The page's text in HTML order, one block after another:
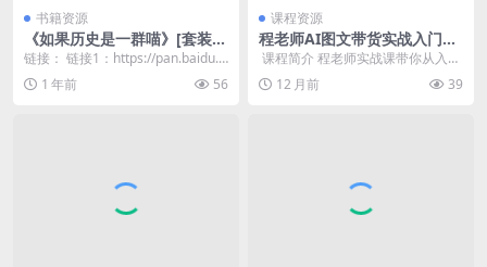
书籍资源
《如果历史是一群喵》[套装共
5册]
链接： 链接1：https://pan.baidu.c
om/s/14w3mxlL...
1 年前 56
课程资源
程老师AI图文带货实战入门到
精通
​ 课程简介 程老师实战课带你从入门
到精通！ 拆解 AI 工具在选品、文
案、设计...
12 月前 39